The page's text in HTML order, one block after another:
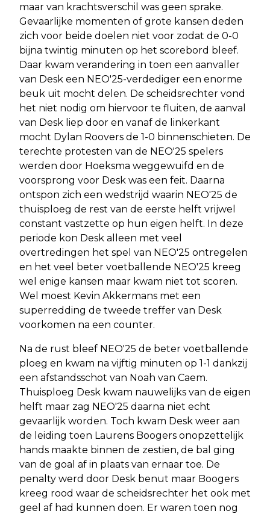
maar van krachtsverschil was geen sprake.
Gevaarlijke momenten of grote kansen deden
zich voor beide doelen niet voor zodat de 0-0
bijna twintig minuten op het scorebord bleef.
Daar kwam verandering in toen een aanvaller
van Desk een NEO'25-verdediger een enorme
beuk uit mocht delen. De scheidsrechter vond
het niet nodig om hiervoor te fluiten, de aanval
van Desk liep door en vanaf de linkerkant
mocht Dylan Roovers de 1-0 binnenschieten. De
terechte protesten van de NEO'25 spelers
werden door Hoeksma weggewuifd en de
voorsprong voor Desk was een feit. Daarna
ontspon zich een wedstrijd waarin NEO'25 de
thuisploeg de rest van de eerste helft vrijwel
constant vastzette op hun eigen helft. In deze
periode kon Desk alleen met veel
overtredingen het spel van NEO'25 ontregelen
en het veel beter voetballende NEO'25 kreeg
wel enige kansen maar kwam niet tot scoren.
Wel moest Kevin Akkermans met een
superredding de tweede treffer van Desk
voorkomen na een counter.
Na de rust bleef NEO'25 de beter voetballende
ploeg en kwam na vijftig minuten op 1-1 dankzij
een afstandsschot van Noah van Caem.
Thuisploeg Desk kwam nauwelijks van de eigen
helft maar zag NEO'25 daarna niet echt
gevaarlijk worden. Toch kwam Desk weer aan
de leiding toen Laurens Boogers onopzettelijk
hands maakte binnen de zestien, de bal ging
van de goal af in plaats van ernaar toe. De
penalty werd door Desk benut maar Boogers
kreeg rood waar de scheidsrechter het ook met
geel af had kunnen doen. Er waren toen nog